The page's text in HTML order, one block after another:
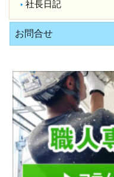
社長日記
お問合せ